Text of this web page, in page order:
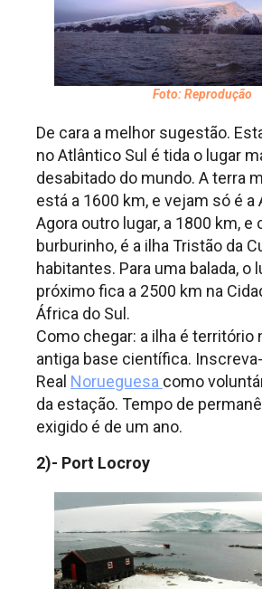
Foto: Reprodução
De cara a melhor sugestão.
no Atlântico Sul é tida o lugar
desabitado do mundo. A terra
está a 1600 km, e vejam só é a
Agora outro lugar, a 1800 km, e
burburinho, é a ilha Tristão da
habitantes. Para uma balada, o
próximo fica a 2500 km na
África do Sul.
Como chegar: a ilha é território
antiga base científica.
Real Norueguesa como
da estação. Tempo de
exigido é de um ano.
2)- Port Locroy